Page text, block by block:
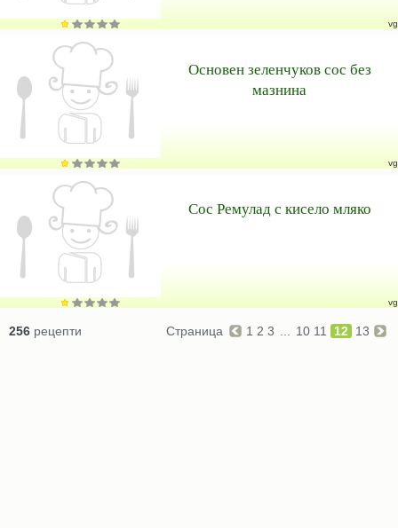
vg
Основен зеленчуков сос без
мазнина
vg
Сос Ремулад с кисело мляко
vg
256 рецепти Страница 1 2 3 10 11 12 13